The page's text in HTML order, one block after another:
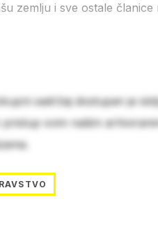
zemlju i sve ostale članice
sadržaj dostupan je
svim našim